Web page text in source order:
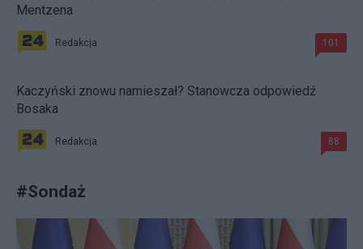
Mentzena
Redakcja 101
Kaczyński znowu namieszał? Stanowcza odpowiedź
Bosaka
Redakcja 88
#Sondaż